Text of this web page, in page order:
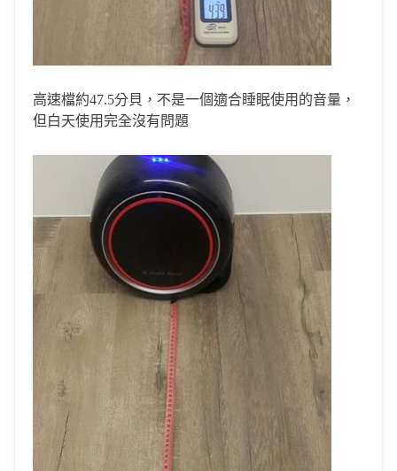
高速檔約47.5分貝，不是一個適合睡眠使用的音量，
但白天使用完全沒有問題